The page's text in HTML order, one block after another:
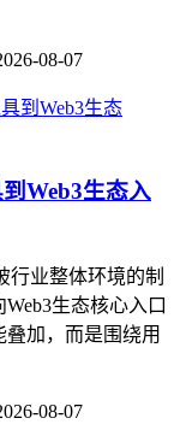
08-07
Web3生态入
行业整体环境的制
生态核心入口
加，而是围绕用
08-07